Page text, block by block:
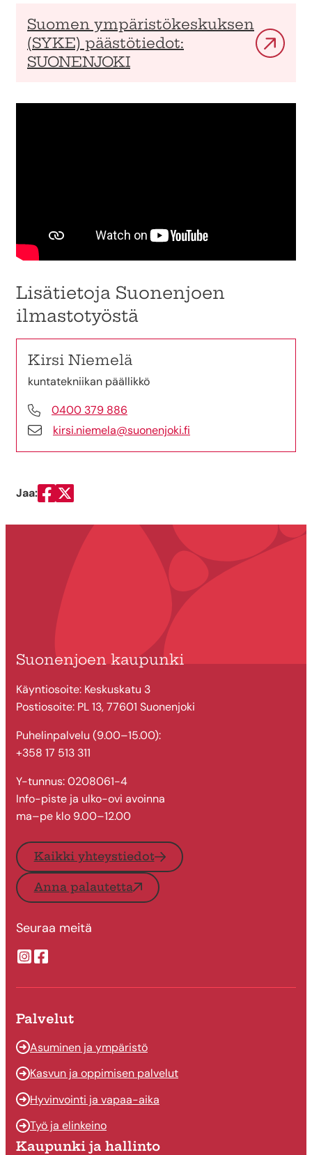
Suomen ympäristökeskuksen
(SYKE) päästötiedot:
SUONENJOKI
Lisätietoja Suonenjoen
ilmastotyöstä
Kirsi Niemelä
kuntatekniikan päällikkö
0400 379 886
kirsi.niemela@suonenjoki.fi
Jaa:
Jaa Facebookissa
Jaa Twitterissä
Suonenjoen kaupunki
Käyntiosoite: Keskuskatu 3
Postiosoite: PL 13, 77601 Suonenjoki
Puhelinpalvelu (9.00–15.00):
+358 17 513 311
Y-tunnus: 0208061-4
Info-piste ja ulko-ovi avoinna
ma–pe klo 9.00–12.00
Kaikki yhteystiedot
Anna palautetta
Seuraa meitä
Suonenjoen kaupungin Instragram
Suonenjoen kaupungin Facebook
Palvelut
Asuminen ja ympäristö
Kasvun ja oppimisen palvelut
Hyvinvointi ja vapaa-aika
Työ ja elinkeino
Kaupunki ja hallinto